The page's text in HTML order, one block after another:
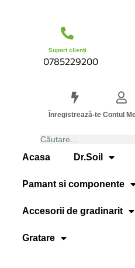
Suport clienți
0785229200
Înregistrează-te Contul
Acasa Dr.Soil
Pamant si componente
Accesorii de gradinarit
Gratare